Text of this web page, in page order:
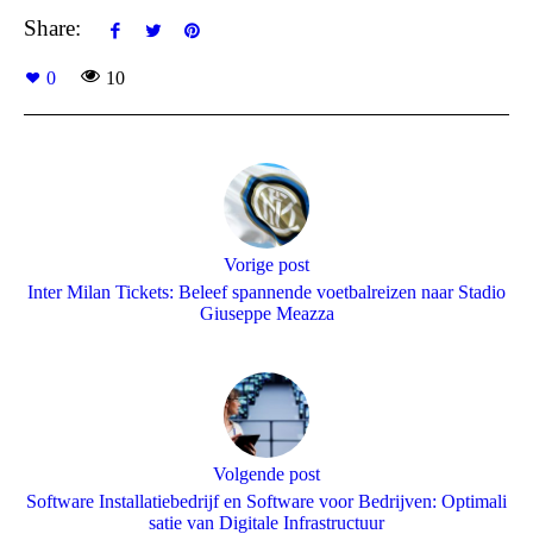
Share:
0 10
Vorige post
Inter Milan Tickets: Beleef spannende voetbalreizen naar Stadio
Giuseppe Meazza
Volgende post
Software Installatiebedrijf en Software voor Bedrijven: Optimali
satie van Digitale Infrastructuur